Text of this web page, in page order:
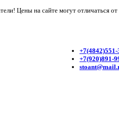
Цены на сайте могут отличаться от
+7(4842)551-
+7(920)891-